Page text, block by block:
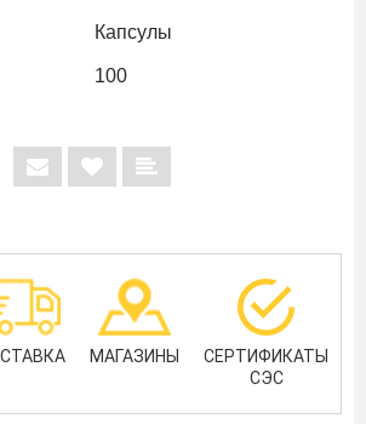
Капсулы
100
МАГАЗИНЫ
СЕРТИФИКАТЫ
СЭС